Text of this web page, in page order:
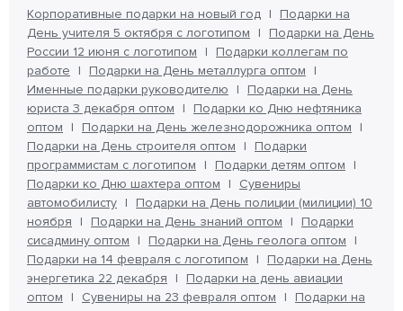
Корпоративные подарки на новый год
Подарки на
День учителя 5 октября с логотипом
Подарки на День
России 12 июня с логотипом
Подарки коллегам по
работе
Подарки на День металлурга оптом
Именные подарки руководителю
Подарки на День
юриста 3 декабря оптом
Подарки ко Дню нефтяника
оптом
Подарки на День железнодорожника оптом
Подарки на День строителя оптом
Подарки
программистам с логотипом
Подарки детям оптом
Подарки ко Дню шахтера оптом
Сувениры
автомобилисту
Подарки на День полиции (милиции) 10
ноября
Подарки на День знаний оптом
Подарки
сисадмину оптом
Подарки на День геолога оптом
Подарки на 14 февраля с логотипом
Подарки на День
энергетика 22 декабря
Подарки на день авиации
оптом
Сувениры на 23 февраля оптом
Подарки на